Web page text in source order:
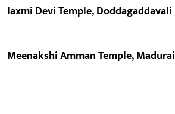
laxmi Devi Temple, Doddagaddavali
Meenakshi Amman Temple, Madurai